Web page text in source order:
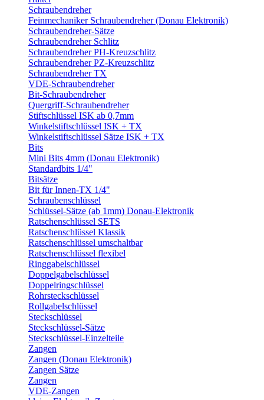
Schraubendreher
Feinmechaniker Schraubendreher (Donau Elektronik)
Schraubendreher-Sätze
Schraubendreher Schlitz
Schraubendreher PH-Kreuzschlitz
Schraubendreher PZ-Kreuzschlitz
Schraubendreher TX
VDE-Schraubendreher
Bit-Schraubendreher
Quergriff-Schraubendreher
Stiftschlüssel ISK ab 0,7mm
Winkelstiftschlüssel ISK + TX
Winkelstiftschlüssel Sätze ISK + TX
Bits
Mini Bits 4mm (Donau Elektronik)
Standardbits 1/4"
Bitsätze
Bit für Innen-TX 1/4"
Schraubenschlüssel
Schlüssel-Sätze (ab 1mm) Donau-Elektronik
Ratschenschlüssel SETS
Ratschenschlüssel Klassik
Ratschenschlüssel umschaltbar
Ratschenschlüssel flexibel
Ringgabelschlüssel
Doppelgabelschlüssel
Doppelringschlüssel
Rohrsteckschlüssel
Rollgabelschlüssel
Steckschlüssel
Steckschlüssel-Sätze
Steckschlüssel-Einzelteile
Zangen
Zangen (Donau Elektronik)
Zangen Sätze
Zangen
VDE-Zangen